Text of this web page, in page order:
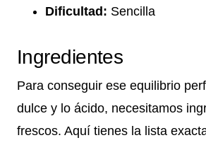
Dificultad: Sencilla
Ingredientes
Para conseguir ese equilibrio
dulce y lo ácido, necesitamos
frescos. Aquí tienes la lista